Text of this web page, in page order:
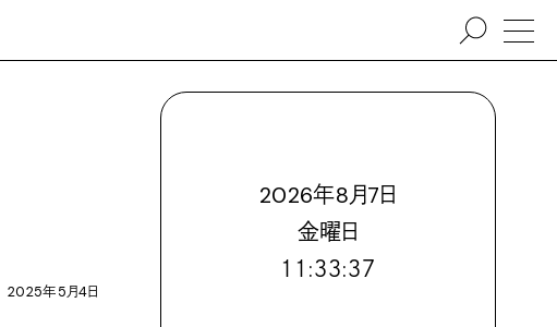
2025年5月4日
2026年8月7日
金曜日
１１:３３:３８